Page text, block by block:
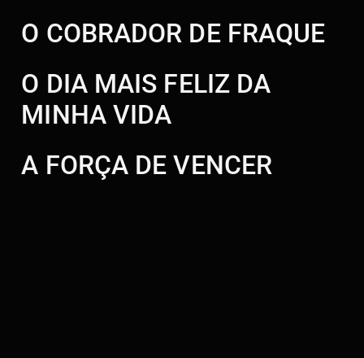
O COBRADOR DE FRAQUE
O DIA MAIS FELIZ DA
MINHA VIDA
A FORÇA DE VENCER